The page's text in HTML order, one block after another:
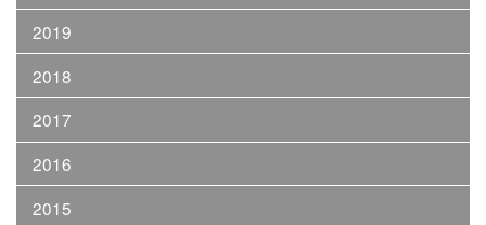
2019
2018
2017
2016
2015